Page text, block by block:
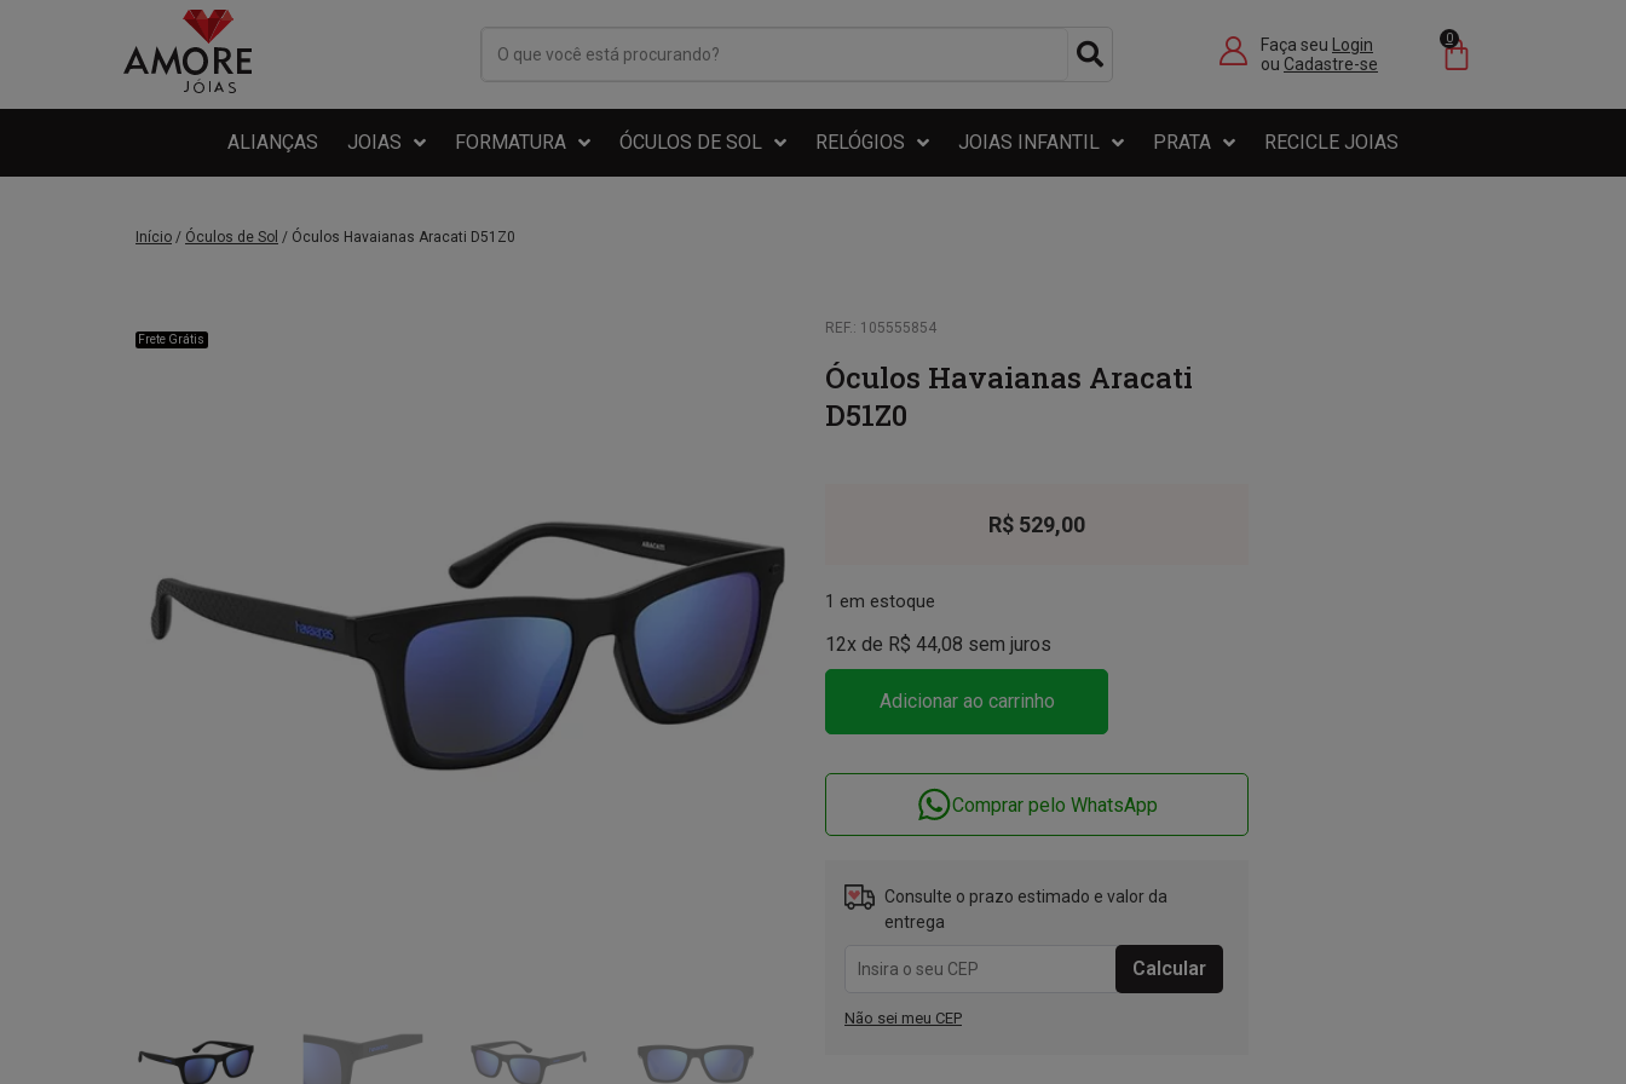
Faça seu Login
ou Cadastre-se
0
ALIANÇAS JOIAS FORMATURA ÓCULOS DE SOL RELÓGIOS JOIAS INFANTIL PRATA RECICLE JOIAS
Início / Óculos de Sol / Óculos Havaianas Aracati D51Z0
Frete Grátis
REF.: 105555854
Óculos Havaianas Aracati
D51Z0
R$ 529,00
1 em estoque
12x de R$ 44,08 sem juros
Adicionar ao carrinho
Comprar pelo WhatsApp
Consulte o prazo estimado e valor da
entrega
Não sei meu CEP